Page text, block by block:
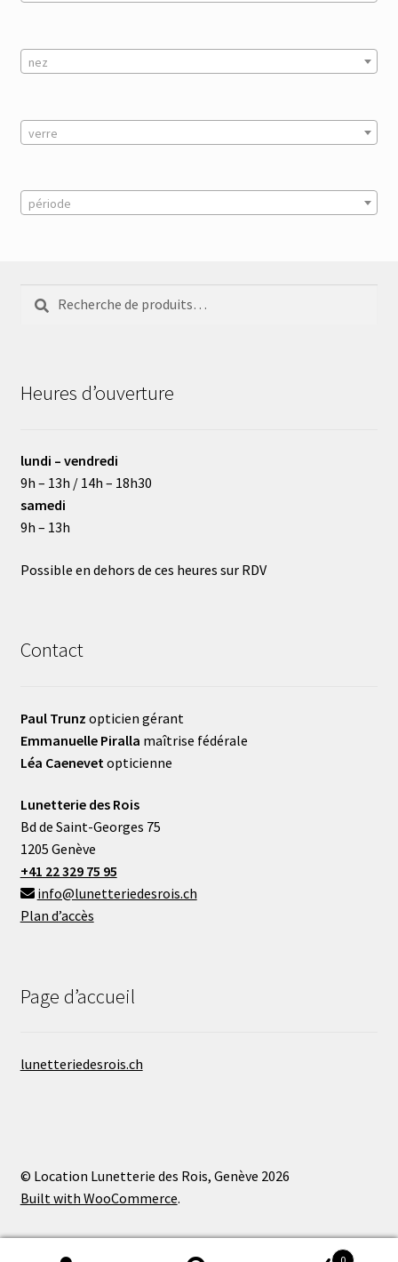
nez
verre
période
Recherche
pour :
Recherche
Heures d’ouverture
lundi – vendredi
9h – 13h / 14h – 18h30
samedi
9h – 13h
Possible en dehors de ces heures sur RDV
Contact
Paul Trunz opticien gérant
Emmanuelle Piralla maîtrise fédérale
Léa Caenevet opticienne
Lunetterie des Rois
Bd de Saint-Georges 75
1205 Genève
+41 22 329 75 95
info@lunetteriedesrois.ch
Plan d’accès
Page d’accueil
lunetteriedesrois.ch
© Location Lunetterie des Rois, Genève 2026
Built with WooCommerce.